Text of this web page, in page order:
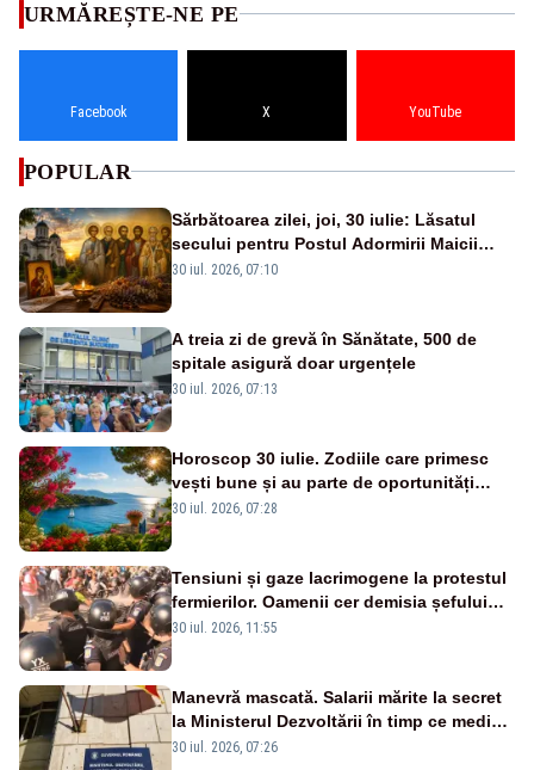
URMĂREȘTE-NE PE
Facebook X YouTube
POPULAR
Sărbătoarea zilei, joi, 30 iulie: Lăsatul
secului pentru Postul Adormirii Maicii
Domnului și Sfântul Valentin
30 iul. 2026, 07:10
A treia zi de grevă în Sănătate, 500 de
spitale asigură doar urgențele
30 iul. 2026, 07:13
Horoscop 30 iulie. Zodiile care primesc
vești bune și au parte de oportunități
neașteptate
30 iul. 2026, 07:28
Tensiuni și gaze lacrimogene la protestul
fermierilor. Oamenii cer demisia șefului
ANSVSA și s-au mutat în Piața Victoria–
30 iul. 2026, 11:55
Manevră mascată. Salarii mărite la secret
la Ministerul Dezvoltării în timp ce medicii
ies în stradă
30 iul. 2026, 07:26